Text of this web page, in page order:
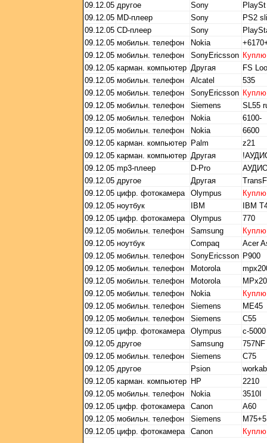
09.12.05 другое Sony
09.12.05 MD-плеер Sony
PS2
09.12.05 CD-плеер Sony
09.12.05 мобильн. телефон Nokia
09.12.05 мобильн. телефон SonyEricsson Куплю
09.12.05 карман. компьютер Другая
FS
09.12.05 мобильн. телефон Alcatel
535
09.12.05 мобильн. телефон SonyEricsson Куплю
09.12.05 мобильн. телефон Siemens
SL55
09.12.05 мобильн. телефон Nokia
6100-
09.12.05 мобильн. телефон Nokia
6600
09.12.05 карман. компьютер Palm
z21
09.12.05 карман. компьютер Другая
09.12.05 mp3-плеер D-Pro
09.12.05 другое Другая
09.12.05 цифр. фотокамера Olympus Куплю
09.12.05 ноутбук IBM
IBM
09.12.05 цифр. фотокамера Olympus
770
09.12.05 мобильн. телефон Samsung Куплю
09.12.05 ноутбук Compaq
Acer
09.12.05 мобильн. телефон SonyEricsson P900
09.12.05 мобильн. телефон Motorola
09.12.05 мобильн. телефон Motorola
09.12.05 мобильн. телефон Nokia Куплю
09.12.05 мобильн. телефон Siemens
ME45
09.12.05 мобильн. телефон Siemens
C55
09.12.05 цифр. фотокамера Olympus
с-
09.12.05 другое Samsung
757NF
09.12.05 мобильн. телефон Siemens
C75
09.12.05 другое Psion
09.12.05 карман. компьютер HP
2210
09.12.05 мобильн. телефон Nokia
3510I
09.12.05 цифр. фотокамера Canon
A60
09.12.05 мобильн. телефон Siemens
09.12.05 цифр. фотокамера Canon Куплю